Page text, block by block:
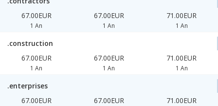
67.00EUR
1 An
67.00EUR
1 An
71.00EUR
1 An
.construction
67.00EUR
1 An
67.00EUR
1 An
71.00EUR
1 An
.enterprises
67.00EUR
67.00EUR 71.00EUR